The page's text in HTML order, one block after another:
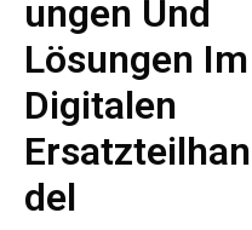
Ungen Und
Lösungen Im
Digitalen
Ersatzteilhan
Del